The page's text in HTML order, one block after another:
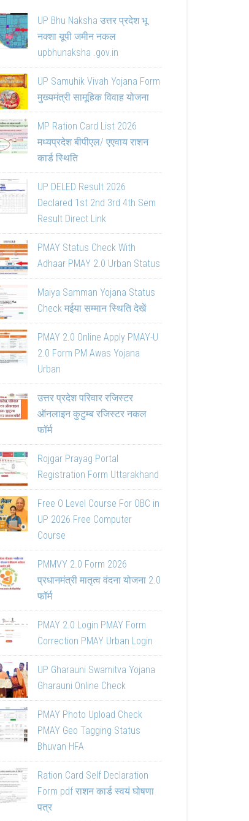
UP Bhu Naksha उत्तर प्रदेश भू
नक्शा यूपी जमीन नकल
upbhunaksha .gov.in
UP Samuhik Vivah Yojana Form
मुख्यमंत्री सामूहिक विवाह योजना
MP Ration Card List 2026
मध्यप्रदेश बीपीएल/ एएवाय राशन
कार्ड स्थिति
UP DELED Result 2026
Declared 1st 2nd 3rd 4th Sem
Result Direct Link
PMAY Status Check With
Adhaar PMAY 2.0 Urban Status
Maiya Samman Yojana Status
Check मईया सम्मान स्थिति देखें
PMAY 2.0 Online Apply PMAY-U
2.0 Form PM Awas Yojana
Urban
उत्तर प्रदेश परिवार रजिस्टर
ऑनलाइन कुटुम्ब रजिस्टर नकल
फॉर्म
Rojgar Prayag Portal
Registration Form Uttarakhand
Free O Level Course For OBC in
UP 2026 Free Computer
Course
PMMVY 2.0 Form 2026
प्रधानमंत्री मातृत्व वंदना योजना 2.0
फॉर्म
PMAY 2.0 Login PMAY Form
Correction PMAY Urban Login
UP Gharauni Swamitva Yojana
Gharauni Online Check
PMAY Photo Upload Check
PMAY Geo Tagging Status
Bhuvan HFA
Ration Card Self Declaration
Form pdf राशन कार्ड स्वयं घोषणा
पत्र